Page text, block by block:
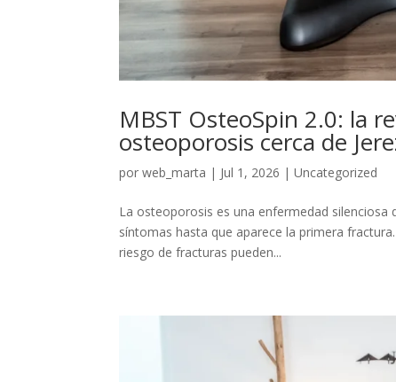
MBST OsteoSpin 2.0: la
osteoporosis cerca de
porweb_marta | Jul 1, 2026 |Uncategorized
La osteoporosis es una enfermedad
síntomas hasta que aparece la primera
riesgo de fracturas pueden...